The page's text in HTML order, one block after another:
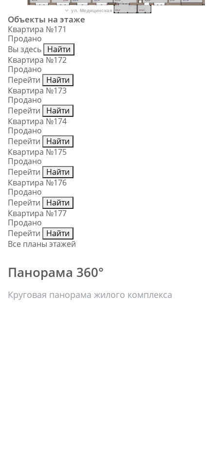
4,5 м² 2,5 м²
ул. Медицинская
Объекты на этаже
Квартира №171
Продано
Вы здесь Найти
Квартира №172
Продано
Перейти
Найти
Квартира №173
Продано
Перейти
Найти
Квартира №174
Продано
Перейти
Найти
Квартира №175
Продано
Перейти
Найти
Квартира №176
Продано
Перейти
Найти
Квартира №177
Продано
Перейти
Найти
Все планы этажей
Панорама 360°
Круговая панорама жилого комплекса